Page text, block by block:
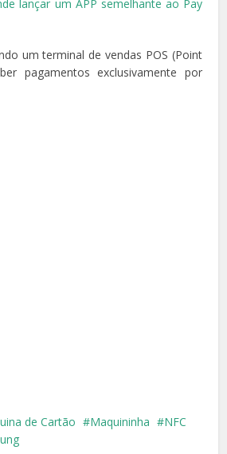
lançar um APP semelhante ao Pay
um terminal de vendas POS (Point
pagamentos exclusivamente por
de Cartão Maquininha
NFC